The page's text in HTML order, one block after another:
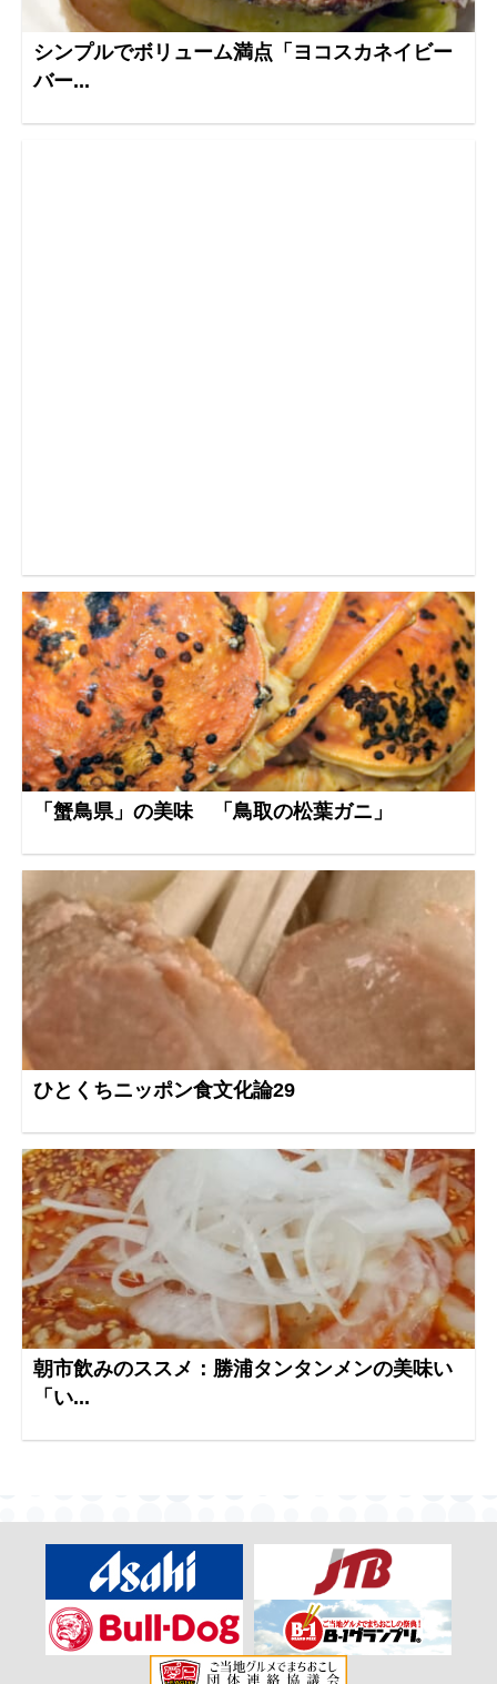
シンプルでボリューム満点「ヨコスカネイビー
バー...
「蟹鳥県」の美味 「鳥取の松葉ガニ」
ひとくちニッポン食文化論29
朝市飲みのススメ：勝浦タンタンメンの美味い
「い...